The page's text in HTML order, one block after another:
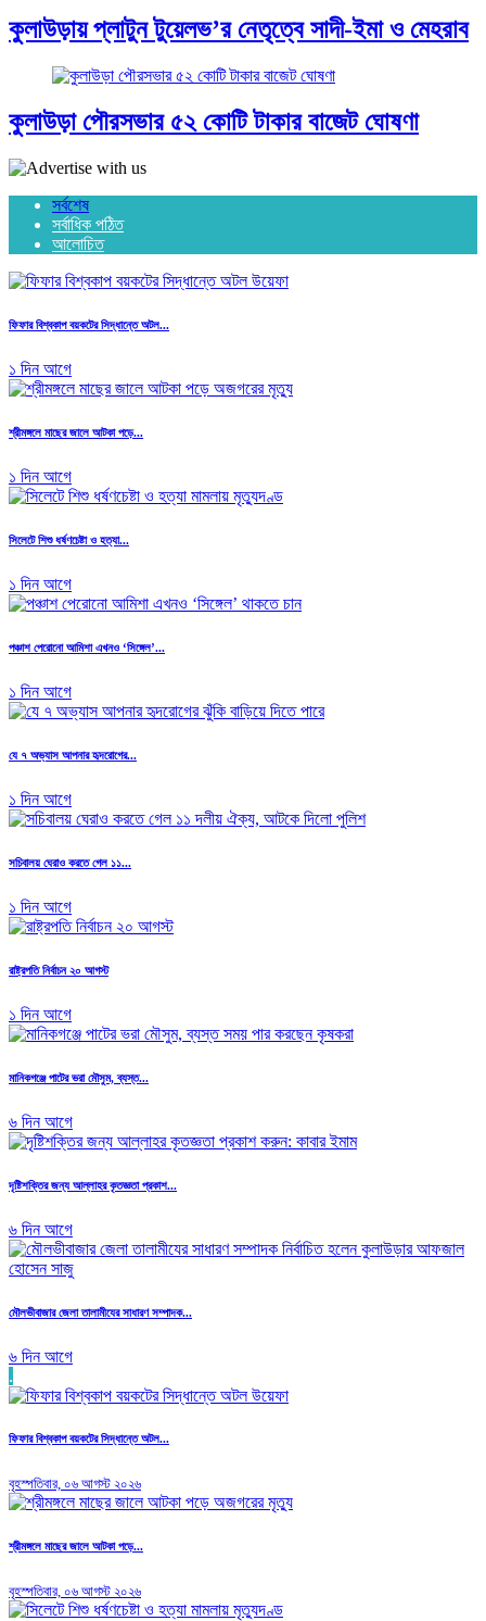
কুলাউড়ায় প্লাটুন টুয়েলভ’র নেতৃত্বে সাদী-ইমা ও মেহরাব
কুলাউড়া পৌরসভার ৫২ কোটি টাকার বাজেট ঘোষণা
সর্বশেষ
সর্বাধিক পঠিত
আলোচিত
ফিফার বিশ্বকাপ বয়কটের সিদ্ধান্তে অটল...
১ দিন আগে
শ্রীমঙ্গলে মাছের জালে আটকা পড়ে...
১ দিন আগে
সিলেটে শিশু ধর্ষণচেষ্টা ও হত্যা...
১ দিন আগে
পঞ্চাশ পেরোনো আমিশা এখনও ‘সিঙ্গেল’...
১ দিন আগে
যে ৭ অভ্যাস আপনার হৃদরোগের...
১ দিন আগে
সচিবালয় ঘেরাও করতে গেল ১১...
১ দিন আগে
রাষ্ট্রপতি নির্বাচন ২০ আগস্ট
১ দিন আগে
মানিকগঞ্জে পাটের ভরা মৌসুম, ব্যস্ত...
৬ দিন আগে
দৃষ্টিশক্তির জন্য আল্লাহর কৃতজ্ঞতা প্রকাশ...
৬ দিন আগে
মৌলভীবাজার জেলা তালামীযের সাধারণ সম্পাদক...
৬ দিন আগে
.
ফিফার বিশ্বকাপ বয়কটের সিদ্ধান্তে অটল...
বৃহস্পতিবার, ০৬ আগস্ট ২০২৬
শ্রীমঙ্গলে মাছের জালে আটকা পড়ে...
বৃহস্পতিবার, ০৬ আগস্ট ২০২৬